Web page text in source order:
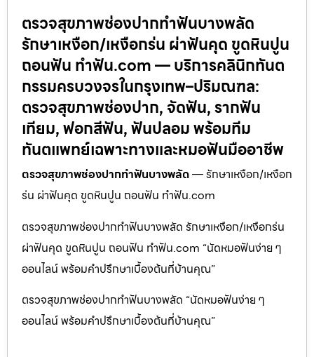
ตรวจสุขภาพช่องปากทำฟันบางพลัด
รักษาเหงือก/เหงือกร่น ผ่าฟันคุด ขูดหินปูน
ถอนฟัน ทำฟัน.com — บริการคลินิกทันต
กรรมครบวงจรในกรุงเทพ–ปริมณฑล:
ตรวจสุขภาพช่องปาก, จัดฟัน, รากฟัน
เทียม, ฟอกสีฟัน, ฟันปลอม พร้อมทีม
ทันตแพทย์เฉพาะทางและหมอฟันมืออาชีพ
ตรวจสุขภาพช่องปากทำฟันบางพลัด— รักษาเหงือก/เหงือก
ร่น ผ่าฟันคุด ขูดหินปูน ถอนฟัน ทำฟัน.com
ตรวจสุขภาพช่องปากทำฟันบางพลัด รักษาเหงือก/เหงือกร่น
ผ่าฟันคุด ขูดหินปูน ถอนฟัน ทำฟัน.com “นัดหมอฟันง่าย ๆ
ออนไลน์ พร้อมคำปรึกษาเบื้องต้นที่บ้านคุณ”
ตรวจสุขภาพช่องปากทำฟันบางพลัด “นัดหมอฟันง่าย ๆ
ออนไลน์ พร้อมคำปรึกษาเบื้องต้นที่บ้านคุณ”